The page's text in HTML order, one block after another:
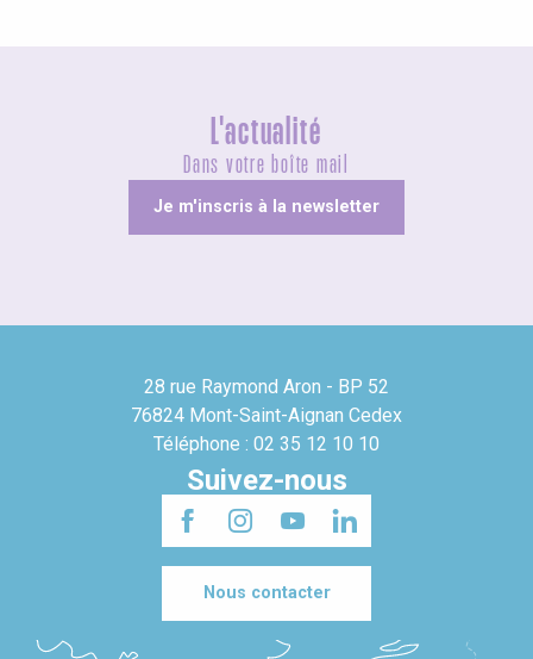
L'actualité
Dans votre boîte mail
Je m'inscris à la newsletter
28 rue Raymond Aron - BP 52
76824 Mont-Saint-Aignan Cedex
Téléphone : 02 35 12 10 10
Suivez-nous
Nous contacter